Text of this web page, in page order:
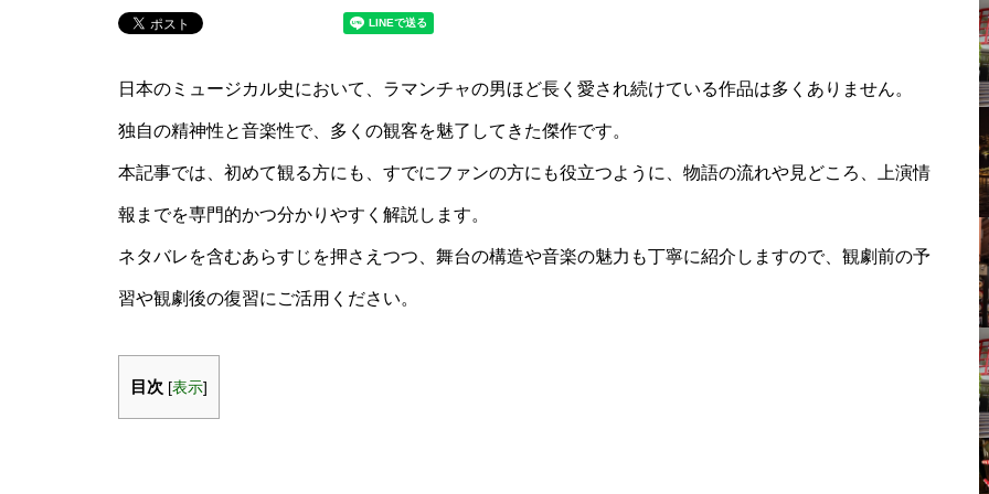
日本のミュージカル史において、ラマンチャの男ほど長く愛され続けている作品は多くありません。
独自の精神性と音楽性で、多くの観客を魅了してきた傑作です。
本記事では、初めて観る方にも、すでにファンの方にも役立つように、物語の流れや見どころ、上演情
報までを専門的かつ分かりやすく解説します。
ネタバレを含むあらすじを押さえつつ、舞台の構造や音楽の魅力も丁寧に紹介しますので、観劇前の予
習や観劇後の復習にご活用ください。
目次 [表示]